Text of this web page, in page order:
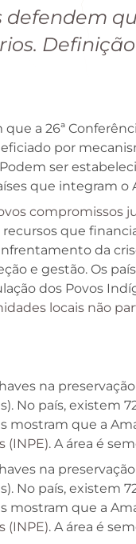
defendem
a 26ª
por
ser
que integram o
compromissos
que
da
e gestão. Os
dos Povos
locais não
na
No país, existem
mostram que a
(INPE). A área é
na
No país, existem
mostram que a
(INPE). A área é